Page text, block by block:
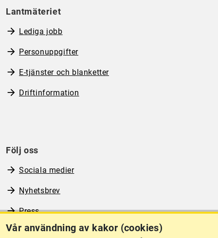
Vår användning av kakor (cookies)
Lantmäteriet
Lediga jobb
Personuppgifter
E-tjänster och blanketter
Driftinformation
Följ oss
Sociala medier
Nyhetsbrev
Press
RSS